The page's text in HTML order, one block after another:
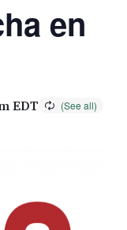
en
EDT